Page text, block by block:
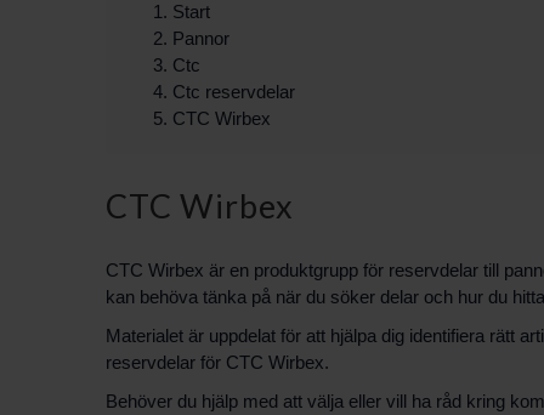
Start
Pannor
Ctc
Ctc reservdelar
CTC Wirbex
CTC Wirbex
CTC Wirbex är en produktgrupp för reservdelar till
kan behöva tänka på när du söker delar och hur du
Materialet är uppdelat för att hjälpa dig identifiera rätt
reservdelar för CTC Wirbex.
Behöver du hjälp med att välja eller vill ha råd kring